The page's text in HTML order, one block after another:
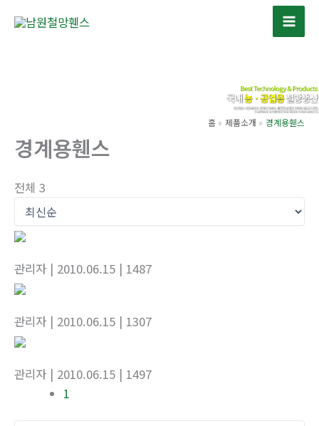
홈 제품소개 경계용휀스
경계용휀스
전체 3
관리자 | 2010.06.15 | 1487
관리자 | 2010.06.15 | 1307
관리자 | 2010.06.15 | 1497
1